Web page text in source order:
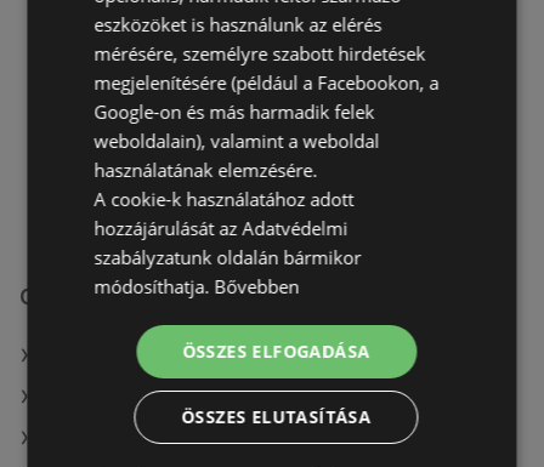
Széchenyi U. 10. 1
7570 Barcs
AJÁNLATOK: 0
AKCIÓS ÚJSÁGOK: 0
TÁVOLSÁG: 205,66 km
Coop üzletek itt:
Coop itt: Szegedi
Coop itt: Balatonalmádi
Coop itt: Nagykátai
eszközöket is használunk az elérés
mérésére, személyre szabott hirdetések
megjelenítésére (például a Facebookon, a
Google-on és más harmadik felek
weboldalain), valamint a weboldal
használatának elemzésére.
A cookie-k használatához adott
hozzájárulását az Adatvédelmi
szabályzatunk oldalán bármikor
módosíthatja. Bővebben
ÖSSZES ELFOGADÁSA
ÖSSZES ELUTASÍTÁSA